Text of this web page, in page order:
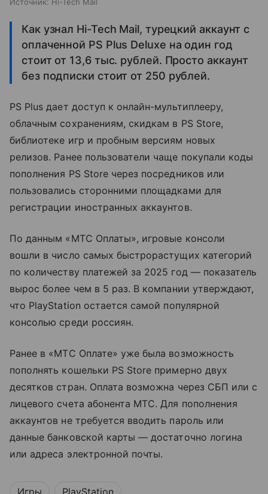
Как узнал Hi-Tech Mail, турецкий аккаунт с
оплаченной PS Plus Deluxe на один год
стоит от 13,6 тыс. рублей. Просто аккаунт
без подписки стоит от 250 рублей.
PS Plus дает доступ к онлайн-мультиплееру,
облачным сохранениям, скидкам в PS Store,
библиотеке игр и пробным версиям новых
релизов. Ранее пользователи чаще покупали коды
пополнения PS Store через посредников или
пользовались сторонними площадками для
регистрации иностранных аккаунтов.
По данным «МТС Оплаты», игровые консоли
вошли в число самых быстрорастущих категорий
по количеству платежей за 2025 год — показатель
вырос более чем в 5 раз. В компании утверждают,
что PlayStation остается самой популярной
консолью среди россиян.
Ранее в «МТС Оплате» уже была возможность
пополнять кошельки PS Store примерно двух
десятков стран. Оплата возможна через СБП или с
лицевого счета абонента МТС. Для пополнения
аккаунтов не требуется вводить пароль или
данные банковской карты — достаточно логина
или адреса электронной почты.
Игры PlayStation